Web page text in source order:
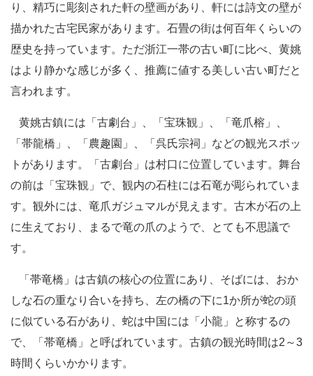
り、精巧に彫刻された軒の壁画があり、軒には詩文の壁が
描かれた古宅民家があります。石畳の街は何百年くらいの
歴史を持っています。ただ浙江一帯の古い町に比べ、黄姚
はより静かな感じが多く、推薦に値する美しい古い町だと
言われます。
黄姚古鎮には「古劇台」、「宝珠観」、「竜爪榕」、
「帯龍橋」、「農趣園」、「呉氏宗祠」などの観光スポッ
トがあります。「古劇台」は村口に位置しています。舞台
の前は「宝珠観」で、観内の石柱には石竜が彫られていま
す。観外には、竜爪ガジュマルが見えます。古木が石の上
に生えており、まるで竜の爪のようで、とても不思議で
す。
「帯竜橋」は古鎮の核心の位置にあり、そばには、おか
しな石の重なり合いを持ち、左の橋の下に1か所が蛇の頭
に似ている石があり、蛇は中国には「小龍」と称するの
で、「帯竜橋」と呼ばれています。古鎮の観光時間は2～3
時間くらいかかります。